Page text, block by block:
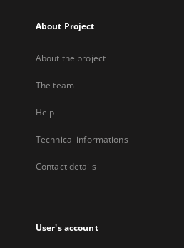
About Project
About the project
The team
Help
Technical informations
Contact details
User's account